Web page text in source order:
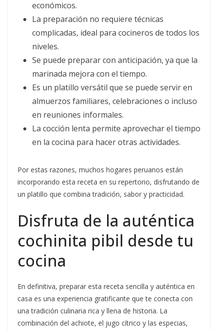
económicos.
La preparación no requiere técnicas
complicadas, ideal para cocineros de todos los
niveles.
Se puede preparar con anticipación, ya que la
marinada mejora con el tiempo.
Es un platillo versátil que se puede servir en
almuerzos familiares, celebraciones o incluso
en reuniones informales.
La cocción lenta permite aprovechar el tiempo
en la cocina para hacer otras actividades.
Por estas razones, muchos hogares peruanos están
incorporando esta receta en su repertorio, disfrutando de
un platillo que combina tradición, sabor y practicidad.
Disfruta de la auténtica
cochinita pibil desde tu
cocina
En definitiva, preparar esta receta sencilla y auténtica en
casa es una experiencia gratificante que te conecta con
una tradición culinaria rica y llena de historia. La
combinación del achiote, el jugo cítrico y las especias,